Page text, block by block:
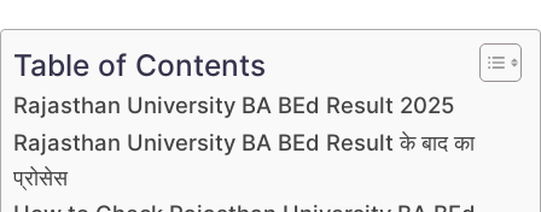
Table of Contents
Rajasthan University BA BEd Result 2025
Rajasthan University BA BEd Result के बाद का
प्रोसेस